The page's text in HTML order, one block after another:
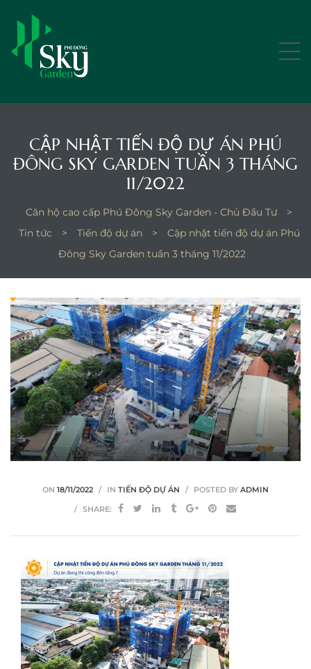
CẬP NHẬT TIẾN ĐỘ DỰ ÁN PHÚ
ĐÔNG SKY GARDEN TUẦN 3 THÁNG
11/2022
Căn hộ cao cấp Phú Đông Sky Garden - Chủ Đầu Tư
>
Tin tức
> Tiến độ dự án >
Cập nhật tiến độ dự án Phú
Đông Sky Garden tuần 3 tháng 11/2022
ON 18/11/2022 IN TIẾN ĐỘ DỰ ÁN POSTED BY ADMIN
SHARE: